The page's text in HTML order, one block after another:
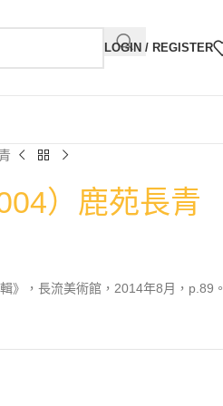
LOGIN / REGISTER
）鹿苑長青
》，長流美術館，2014年8月，p.89。